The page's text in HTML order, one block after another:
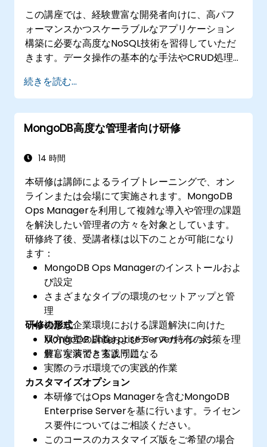
この講座では、経験豊富な開発者向けに、高パフ
ォーマンスかつスケーラブルなアプリケーション
構築に必要な高度なNoSQL技術を習得していただ
きます。データ操作の基本的な手法やCRUD処理
パイプラインについて解説します。また、レプリ
ケーションやシャーディングの実践的な運用法、
パフォーマンス評価手法、そして企業環境におけ
るセキュリティ対策にも深く踏み込みます。本講
体制を備えた安定したMongoDBクラスターの構
ます。
続きを読む...
MongoDB高度な管理者向け研修
14 時間
本研修は講師によるライブトレーニングで、オン
ラインまたは会場にて実施されます。MongoDB
Ops Managerを利用して複雑な導入や管理の課題
を解決したい管理者の方々を対象としています。
研修終了後、受講者様は以下のことが可能になり
ます：
MongoDB Ops Managerのインストールおよ
び設定
さまざまなタイプの環境のセットアップと管
理
複雑な企業環境における課題解決に向けた
MongoDB Enterprise Server特有の対策を理
解し実装できるようになる
研修の形式
双方向型の講義およびディスカッション
豊富な演習と実践問題
実際のラボ環境での実践的作業
カスタマイズオプション
本研修ではOps Managerを含むMongoDB
Enterprise Serverを基に行います。ライセン
ス要件についてはご相談ください。
このコースのカスタマイズ版をご希望の場合